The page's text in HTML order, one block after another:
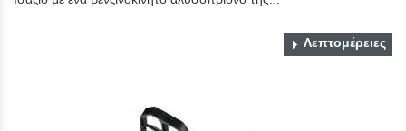
Λεπτομέρειες